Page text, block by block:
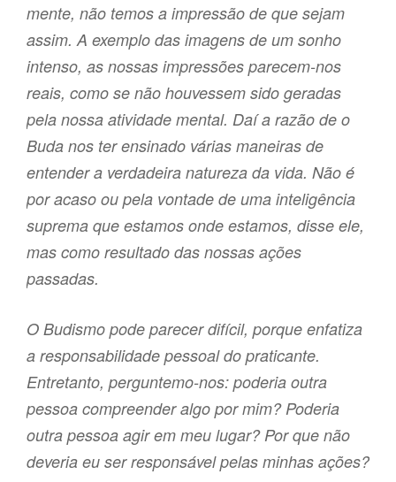
mente, não temos a impressão de que sejam
assim. A exemplo das imagens de um sonho
intenso, as nossas impressões parecem-nos
reais, como se não houvessem sido geradas
pela nossa atividade mental. Daí a razão de o
Buda nos ter ensinado várias maneiras de
entender a verdadeira natureza da vida. Não é
por acaso ou pela vontade de uma inteligência
suprema que estamos onde estamos, disse ele,
mas como resultado das nossas ações
passadas.
O Budismo pode parecer difícil, porque enfatiza
a responsabilidade pessoal do praticante.
Entretanto, perguntemo-nos: poderia outra
pessoa compreender algo por mim? Poderia
outra pessoa agir em meu lugar? Por que não
deveria eu ser responsável pelas minhas ações?